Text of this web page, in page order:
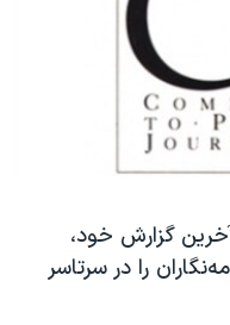
گزارش خود،
را در سرتاسر